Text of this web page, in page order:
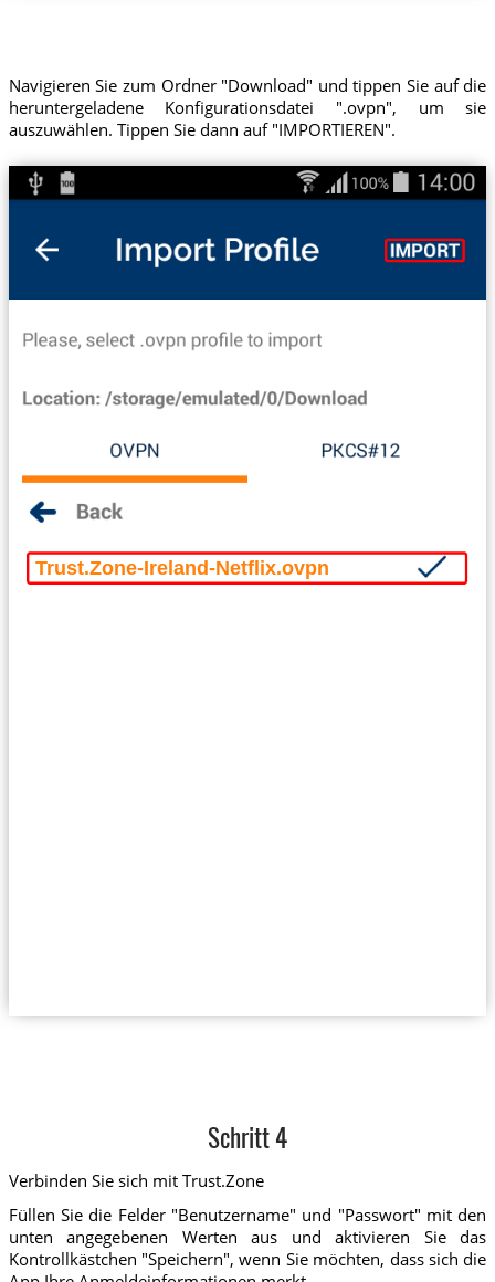
Navigieren Sie zum Ordner "Download" und tippen Sie auf die
heruntergeladene Konfigurationsdatei ".ovpn", um sie
auszuwählen. Tippen Sie dann auf "IMPORTIEREN".
Trust.Zone-Ireland-Netflix.ovpn
Schritt 4
Verbinden Sie sich mit Trust.Zone
Füllen Sie die Felder "Benutzername" und "Passwort" mit den
unten angegebenen Werten aus und aktivieren Sie das
Kontrollkästchen "Speichern", wenn Sie möchten, dass sich die